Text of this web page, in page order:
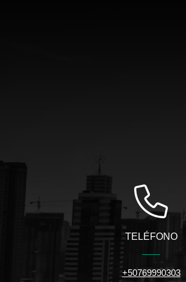
TELÉFONO
+50769990303